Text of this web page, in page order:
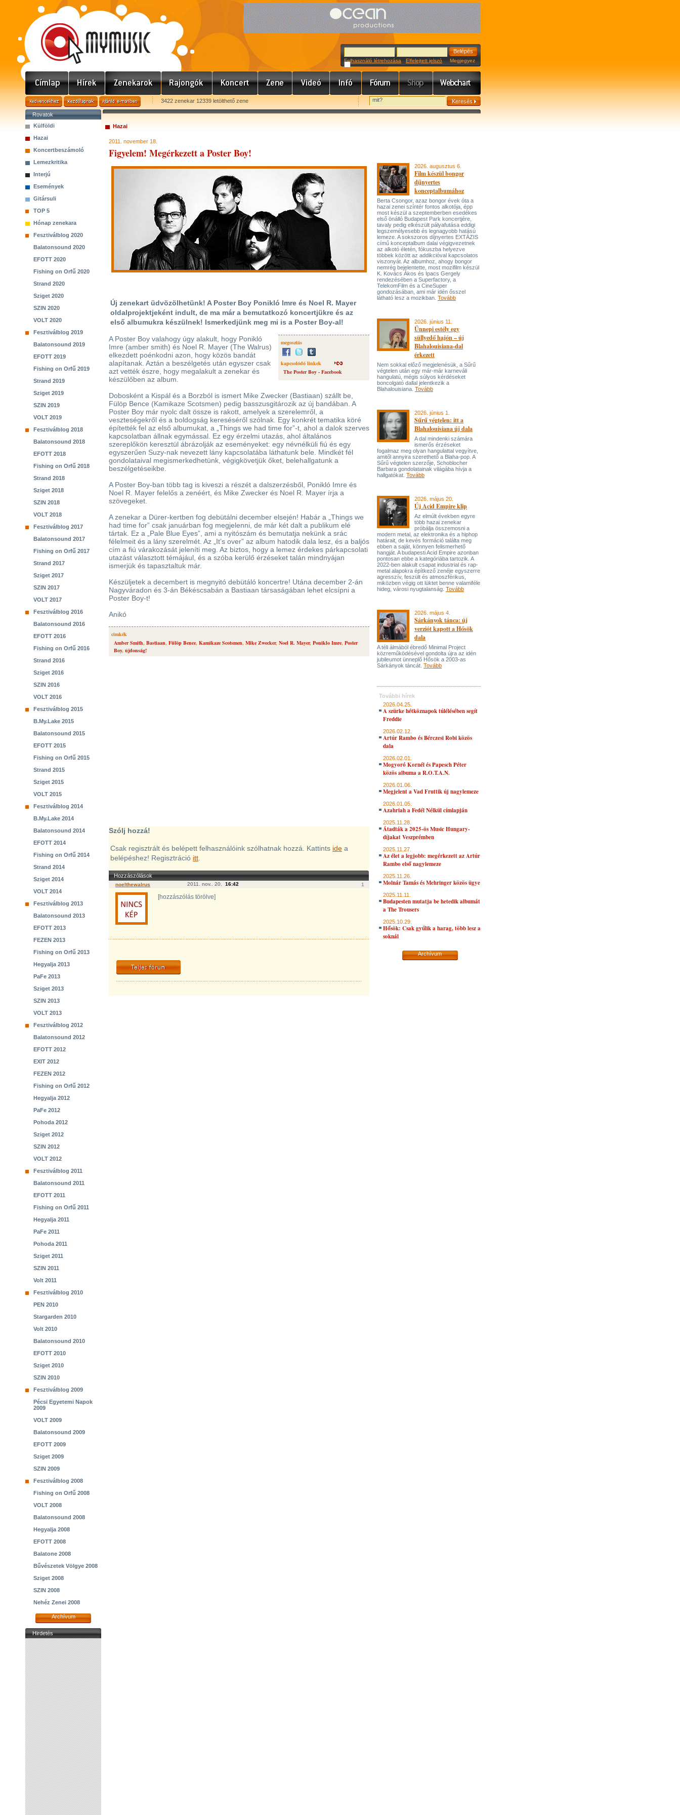
Felhasználó létrehozása Elfelejtett jelszó Megjegyez
3422 zenekar 12339 letölthető zene
Rovatok
Külföldi
Hazai
Koncertbeszámoló
Lemezkritika
Interjú
Események
Gitársuli
TOP 5
Hónap zenekara
Fesztiválblog 2020
Balatonsound 2020
EFOTT 2020
Fishing on Orfű 2020
Strand 2020
Sziget 2020
SZIN 2020
VOLT 2020
Fesztiválblog 2019
Balatonsound 2019
EFOTT 2019
Fishing on Orfű 2019
Strand 2019
Sziget 2019
SZIN 2019
VOLT 2019
Fesztiválblog 2018
Balatonsound 2018
EFOTT 2018
Fishing on Orfű 2018
Strand 2018
Sziget 2018
SZIN 2018
VOLT 2018
Fesztiválblog 2017
Balatonsound 2017
Fishing on Orfű 2017
Strand 2017
Sziget 2017
SZIN 2017
VOLT 2017
Fesztiválblog 2016
Balatonsound 2016
EFOTT 2016
Fishing on Orfű 2016
Strand 2016
Sziget 2016
SZIN 2016
VOLT 2016
Fesztiválblog 2015
B.My.Lake 2015
Balatonsound 2015
EFOTT 2015
Fishing on Orfű 2015
Strand 2015
Sziget 2015
VOLT 2015
Fesztiválblog 2014
B.My.Lake 2014
Balatonsound 2014
EFOTT 2014
Fishing on Orfű 2014
Strand 2014
Sziget 2014
VOLT 2014
Fesztiválblog 2013
Balatonsound 2013
EFOTT 2013
FEZEN 2013
Fishing on Orfű 2013
Hegyalja 2013
PaFe 2013
Sziget 2013
SZIN 2013
VOLT 2013
Fesztiválblog 2012
Balatonsound 2012
EFOTT 2012
EXIT 2012
FEZEN 2012
Fishing on Orfű 2012
Hegyalja 2012
PaFe 2012
Pohoda 2012
Sziget 2012
SZIN 2012
VOLT 2012
Fesztiválblog 2011
Balatonsound 2011
EFOTT 2011
Fishing on Orfű 2011
Hegyalja 2011
PaFe 2011
Pohoda 2011
Sziget 2011
SZIN 2011
Volt 2011
Fesztiválblog 2010
PEN 2010
Stargarden 2010
Volt 2010
Balatonsound 2010
EFOTT 2010
Sziget 2010
SZIN 2010
Fesztiválblog 2009
Pécsi Egyetemi Napok
2009
VOLT 2009
Balatonsound 2009
EFOTT 2009
Sziget 2009
SZIN 2009
Fesztiválblog 2008
Fishing on Orfű 2008
VOLT 2008
Balatonsound 2008
Hegyalja 2008
EFOTT 2008
Balatone 2008
Bűvészetek Völgye 2008
Sziget 2008
SZIN 2008
Nehéz Zenei 2008
Archívum
Hirdetés
Hazai
2011. november 18.
Figyelem! Megérkezett a Poster Boy!
Új zenekart üdvözölhetünk! A Poster Boy Ponikló Imre és Noel R. Mayer
oldalprojektjeként indult, de ma már a bemutatkozó koncertjükre és az
első albumukra készülnek! Ismerkedjünk meg mi is a Poster Boy-al!
megosztás
kapcsolódó linkek
The Poster Boy - Facebook
A Poster Boy valahogy úgy alakult, hogy Ponikló
Imre (amber smith) és Noel R. Mayer (The Walrus)
elkezdett poénkodni azon, hogy közös bandát
alapítanak. Aztán a beszélgetés után egyszer csak
azt vették észre, hogy megalakult a zenekar és
készülőben az album.
Dobosként a Kispál és a Borzból is ismert Mike Zwecker (Bastiaan) szállt be,
Fülöp Bence (Kamikaze Scotsmen) pedig basszusgitározik az új bandában. A
Poster Boy már nyolc dalt össze is rakott, amelyek a szerelemről, a
veszteségekről és a boldogság kereséséről szólnak. Egy konkrét tematika köré
építették fel az első albumukat, a „Things we had time for”-t, ahol a dalok szerves
kapcsolatban állnak egymással. Ez egy érzelmi utazás, ahol általános
szereplőkön keresztül ábrázolják az eseményeket: egy névnélküli fiú és egy
egyszerűen Suzy-nak nevezett lány kapcsolatába láthatunk bele. Mindkét fél
gondolataival megismerkedhetünk, végigkövetjük őket, belehallgatunk a
beszélgetéseikbe.
A Poster Boy-ban több tag is kiveszi a részét a dalszerzésből, Ponikló Imre és
Noel R. Mayer felelős a zenéért, és Mike Zwecker és Noel R. Mayer írja a
szövegeket.
A zenekar a Dürer-kertben fog debütálni december elsején! Habár a „Things we
had time for” csak januárban fog megjelenni, de már két dalt a publikum elé
tártak. Ez a „Pale Blue Eyes”, ami a nyitószám és bemutatja nekünk a srác
félelmeit és a lány szerelmét. Az „It’s over” az album hatodik dala lesz, és a baljós
cím a fiú várakozását jeleníti meg. Az biztos, hogy a lemez érdekes párkapcsolati
utazást választott témájául, és a szóba kerülő érzéseket talán mindnyájan
ismerjük és tapasztaltuk már.
Készüljetek a decembert is megnyitó debütáló koncertre! Utána december 2-án
Nagyváradon és 3-án Békéscsabán a Bastiaan társaságában lehet elcsípni a
Poster Boy-t!
Anikó
cimkék
Amber Smith, Bastiaan, Fülöp Bence, Kamikaze Scotsmen, Mike Zwecker, Noel R. Mayer, Poniklo Imre, Poster
Boy, újdonság!
Szólj hozzá!
Csak regisztrált és belépett felhasználóink szólhatnak hozzá. Kattints ide a
belépéshez! Regisztráció itt.
Hozzászólások
noelthewalrus 2011. nov.. 20. 16:42 1
[hozzászólás törölve]
2026. augusztus 6.
Film készül bongor
díjnyertes
konceptalbumához
Berta Csongor, azaz bongor évek óta a
hazai zenei színtér fontos alkotója, épp
most készül a szeptemberben esedékes
első önálló Budapest Park koncertjére,
tavaly pedig elkészült pályafutása eddigi
legszemélyesebb és legnagyobb hatású
lemeze. A sokszoros díjnyertes EXTÁZIS
című konceptalbum dalai végigvezetnek
az alkotó életén, fókuszba helyezve
többek között az addikcióval kapcsolatos
viszonyát. Az albumhoz, ahogy bongor
nemrég bejelentette, most mozifilm készül
K. Kovács Ákos és Ipacs Gergely
rendezésében a Superfactory, a
TelekomFilm és a CineSuper
gondozásában, ami már idén ősszel
látható lesz a mozikban. Tovább
2026. június 11.
Ünnepi estély egy
süllyedő hajón – új
Blahalouisiana-dal
érkezett
Nem sokkal előző megjelenésük, a Sűrű
végtelen után egy már-már karneváli
hangulatú, mégis súlyos kérdéseket
boncolgató dallal jelentkezik a
Blahalouisiana. Tovább
2026. június 1.
Sűrű végtelen: itt a
Blahalouisiana új dala
A dal mindenki számára
ismerős érzéseket
fogalmaz meg olyan hangulattal vegyítve,
amitől annyira szerethető a Blaha-pop. A
Sűrű végtelen szerzője, Schoblocher
Barbara gondolatainak világába hívja a
hallgatókat. Tovább
2026. május 20.
Új Acid Empire klip
Az elmúlt években egyre
több hazai zenekar
próbálja összemosni a
modern metal, az elektronika és a hiphop
határait, de kevés formáció találta meg
ebben a saját, könnyen felismerhető
hangját. A budapesti Acid Empire azonban
pontosan ebbe a kategóriába tartozik. A
2022-ben alakult csapat industrial és rap-
metal alapokra építkező zenéje egyszerre
agresszív, feszült és atmoszférikus,
miközben végig ott lüktet benne valamiféle
hideg, városi nyugtalanság. Tovább
2026. május 4.
Sárkányok tánca: új
verziót kapott a Hősök
dala
A téli álmából ébredő Minimal Project
közreműködésével gondolta újra az idén
jubileumot ünneplő Hősök a 2003-as
Sárkányok táncát. Tovább
További hírek
2026.04.25.
A szürke hétköznapok túlélésében segít
Freddie
2026.02.12.
Artúr Rambo és Bérczesi Robi közös
dala
2026.02.01.
Mogyoró Kornél és Papesch Péter
közös albuma a R.O.T.A.N.
2026.01.06.
Megjelent a Vad Fruttik új nagylemeze
2026.01.05.
Azahriah a Fedél Nélkül címlapján
2025.11.28.
Átadták a 2025-ös Music Hungary-
díjakat Veszprémben
2025.11.27.
Az élet a legjobb: megérkezett az Artúr
Rambo első nagylemeze
2025.11.26.
Molnár Tamás és Mehringer közös ügye
2025.11.11.
Budapesten mutatja be hetedik albumát
a The Trousers
2025.10.29.
Hősök: Csak gyűlik a harag, több lesz a
soknál
Archívum